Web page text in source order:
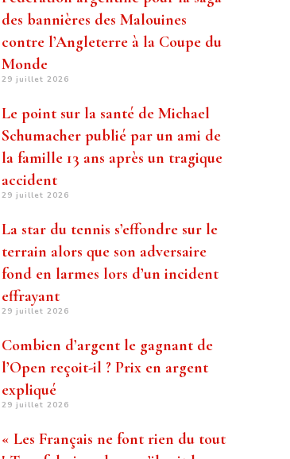
des bannières des Malouines
contre l’Angleterre à la Coupe du
Monde
29 juillet 2026
Le point sur la santé de Michael
Schumacher publié par un ami de
la famille 13 ans après un tragique
accident
29 juillet 2026
La star du tennis s’effondre sur le
terrain alors que son adversaire
fond en larmes lors d’un incident
effrayant
29 juillet 2026
Combien d’argent le gagnant de
l’Open reçoit-il ? Prix ​​en argent
expliqué
29 juillet 2026
« Les Français ne font rien du tout